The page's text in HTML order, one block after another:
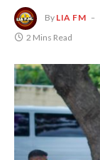
By LIA FM
2 Mins Read